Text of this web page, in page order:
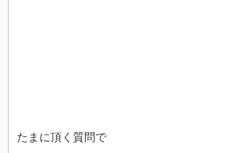
たまに頂く質問で